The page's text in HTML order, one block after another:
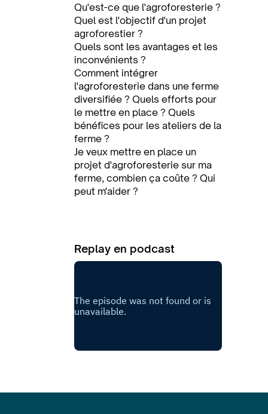
Qu'est-ce que l'agroforesterie ?
Quel est l'objectif d'un projet
agroforestier ?
Quels sont les avantages et les
inconvénients ?
Comment intégrer
l'agroforesterie dans une ferme
diversifiée ? Quels efforts pour
le mettre en place ? Quels
bénéfices pour les ateliers de la
ferme ?
Je veux mettre en place un
projet d'agroforesterie sur ma
ferme, combien ça coûte ? Qui
peut m'aider ?
Replay en podcast